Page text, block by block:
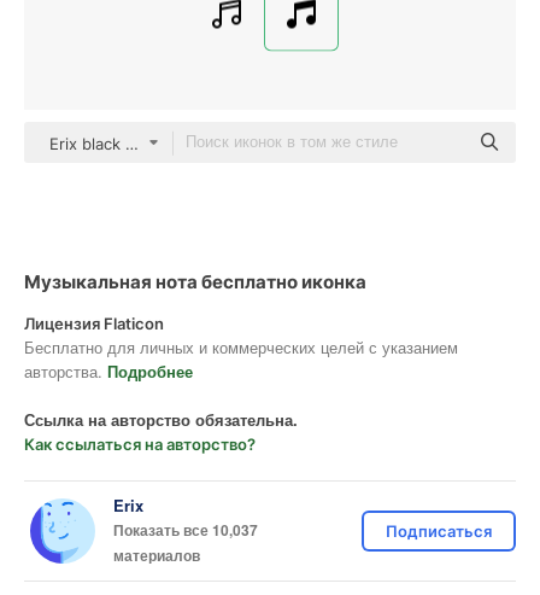
Erix black fill
Музыкальная нота бесплатно иконка
Лицензия Flaticon
Бесплатно для личных и коммерческих целей с указанием
авторства. Подробнее
Ссылка на авторство обязательна.
Как ссылаться на авторство?
Erix
Показать все 10,037
материалов
Подписаться